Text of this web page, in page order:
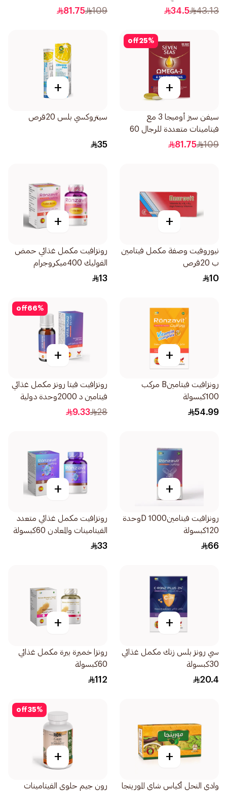
20قرص
43.13
34.5
109
81.75
25%
off
+
سيفن سيز أوميجا 3 مع
فيتامينات متعددة للرجال 60
كبسولة
109
81.75
+
سيتروكسي بلس 20قرص
35
+
نيوروفيت وصفة مكمل فيتامين
ب 20قرص
10
+
رونزافيت مكمل غذائي حمض
الفوليك 400ميكروجرام
60كبسولة
13
+
رونزافيت فيتامينB مركب
100كبسولة
54.99
66%
off
+
رونزافيت فيتا رونز مكمل غذائي
فيتامين د 2000وحدة دولية
10مل
28
9.33
+
رونزافيت فيتامينD 1000وحدة
120كبسولة
66
+
رونزافيت مكمل غذائي متعدد
الفيتامينات والمعادن 60كبسولة
33
+
سي رونز بلس زنك مكمل غذائي
30كبسولة
20.4
+
رونزا خميرة بيرة مكمل غذائي
60كبسولة
112
+
وادي النحل أكياس شاي المورينجا
35%
off
+
رون جيم حلوى الفيتامينات